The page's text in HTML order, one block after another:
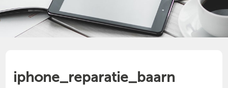
iphone_reparatie_baarn